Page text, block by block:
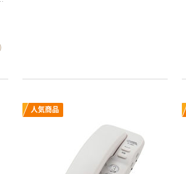
人気商品